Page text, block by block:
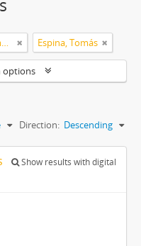
Colección de Publicaciones de Arte Impreso Espina, Tomás
options
Direction: Descending
Show results with digital